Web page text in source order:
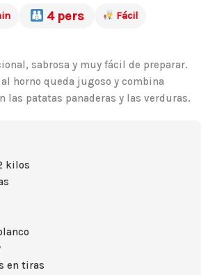
4 pers Fácil
sabrosa y muy fácil de preparar.
horno queda jugoso y combina
las patatas panaderas y las verduras.
kilos
en tiras